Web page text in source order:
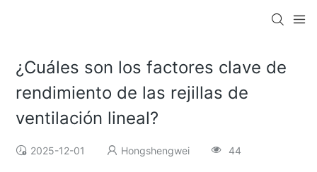
¿Cuáles son los factores clave de
rendimiento de las rejillas de
ventilación lineal?
2025-12-01 Hongshengwei 44